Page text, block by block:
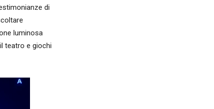
di
luminosa
teatro e giochi